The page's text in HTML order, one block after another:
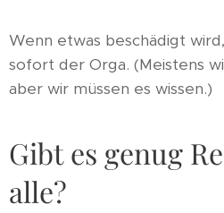
Wenn etwas beschädigt
sofort der Orga. (Meistens
aber wir müssen es wissen.)
Gibt es genug
alle?